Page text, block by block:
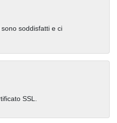
soddisfatti e ci
SSL.